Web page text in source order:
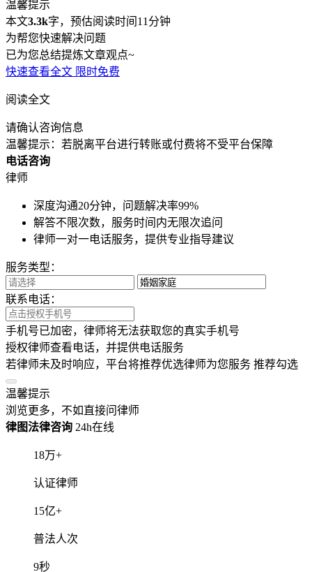
温馨提示
本文3.3k字，预估阅读时间11分钟
为帮您快速解决问题
已为您总结提炼文章观点~
快速查看全文 限时免费
阅读全文
请确认咨询信息
温馨提示：若脱离平台进行转账或付费将不受平台保障
电话咨询
律师
深度沟通20分钟，问题解决率99%
解答不限次数，服务时间内无限次追问
律师一对一电话服务，提供专业指导建议
服务类型：
联系电话：
手机号已加密，律师将无法获取您的真实手机号
授权律师查看电话，并提供电话服务
若律师未及时响应，平台将推荐优选律师为您服务 推荐勾选
温馨提示
浏览更多，不如直接问律师
律图法律咨询 24h在线
18万+
认证律师
15亿+
普法人次
9秒